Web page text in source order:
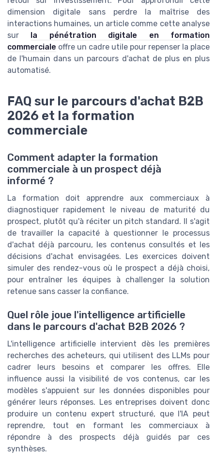
dimension digitale sans perdre la maîtrise des
interactions humaines, un article comme cette analyse
sur la pénétration digitale en formation
commerciale offre un cadre utile pour repenser la place
de l'humain dans un parcours d'achat de plus en plus
automatisé.
FAQ sur le parcours d'achat B2B
2026 et la formation
commerciale
Comment adapter la formation
commerciale à un prospect déjà
informé ?
La formation doit apprendre aux commerciaux à
diagnostiquer rapidement le niveau de maturité du
prospect, plutôt qu'à réciter un pitch standard. Il s'agit
de travailler la capacité à questionner le processus
d'achat déjà parcouru, les contenus consultés et les
décisions d'achat envisagées. Les exercices doivent
simuler des rendez-vous où le prospect a déjà choisi,
pour entraîner les équipes à challenger la solution
retenue sans casser la confiance.
Quel rôle joue l'intelligence artificielle
dans le parcours d'achat B2B 2026 ?
L'intelligence artificielle intervient dès les premières
recherches des acheteurs, qui utilisent des LLMs pour
cadrer leurs besoins et comparer les offres. Elle
influence aussi la visibilité de vos contenus, car les
modèles s'appuient sur les données disponibles pour
générer leurs réponses. Les entreprises doivent donc
produire un contenu expert structuré, que l'IA peut
reprendre, tout en formant les commerciaux à
répondre à des prospects déjà guidés par ces
synthèses.